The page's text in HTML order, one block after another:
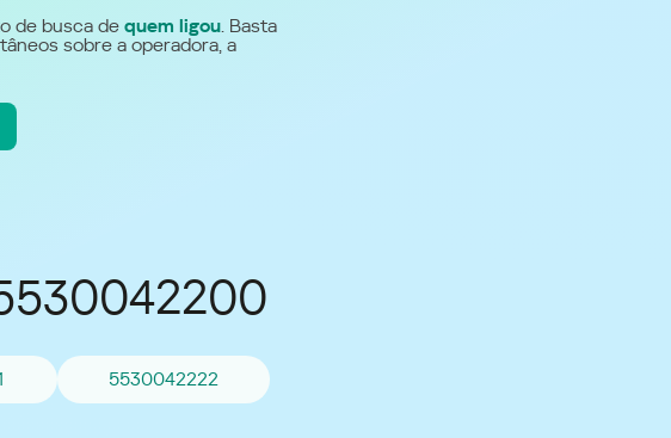
Para todos os demais
de busca de quem ligou. Basta
sobre a operadora, a
5530042222